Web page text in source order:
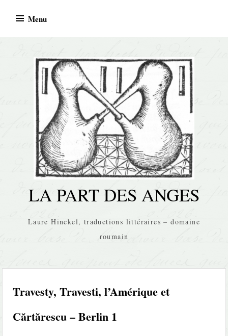
Menu
LA PART DES ANGES
Laure Hinckel, traductions littéraires – domaine
roumain
Travesty, Travesti, l’Amérique et
Cărtărescu – Berlin 1